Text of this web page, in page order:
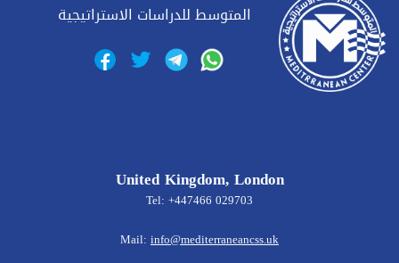
المتوسط للدراسات الاستراتيجية
United Kingdom, London
Tel: +447466 029703
Mail: info@mediterraneancss.uk